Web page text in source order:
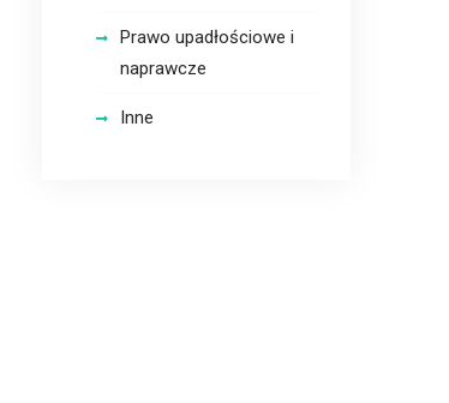
Prawo upadłościowe i
naprawcze
Inne